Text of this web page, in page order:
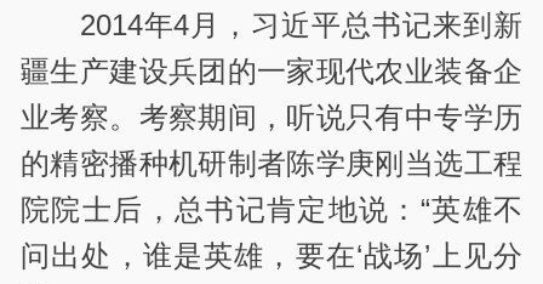
2014年4月，习近平总书记来到新
疆生产建设兵团的一家现代农业装备企
业考察。考察期间，听说只有中专学历
的精密播种机研制者陈学庚刚当选工程
院院士后，总书记肯定地说：“英雄不
问出处，谁是英雄，要在‘战场’上见分